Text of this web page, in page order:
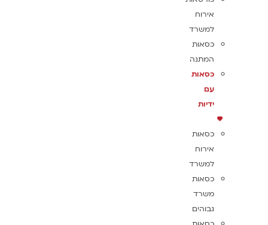
אירוח
למשרד
כסאות
המתנה
כסאות
עם
ידיות
כסאות
אירוח
למשרד
כסאות
משרד
גבוהים